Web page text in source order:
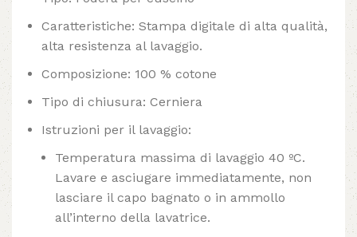
Caratteristiche: Stampa digitale di alta qualità,
alta resistenza al lavaggio.
Composizione: 100 % cotone
Tipo di chiusura: Cerniera
Istruzioni per il lavaggio:
Temperatura massima di lavaggio 40 ºC.
Lavare e asciugare immediatamente, non
lasciare il capo bagnato o in ammollo
all’interno della lavatrice.